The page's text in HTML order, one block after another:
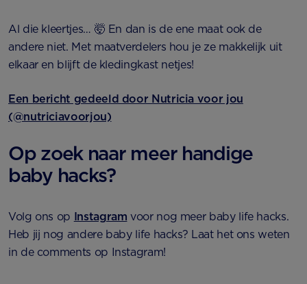
Al die kleertjes… 🤯 En dan is de ene maat ook de
andere niet. Met maatverdelers hou je ze makkelijk uit
elkaar en blijft de kledingkast netjes!
Een bericht gedeeld door Nutricia voor jou
(@nutriciavoorjou)
Op zoek naar meer handige
baby hacks?
Volg ons op Instagram voor nog meer baby life hacks.
Heb jij nog andere baby life hacks? Laat het ons weten
in de comments op Instagram!